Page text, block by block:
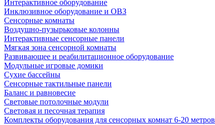
Интерактивное оборудование
Инклюзивное оборудование и ОВЗ
Cенсорные комнаты
Воздушно-пузырьковые колонны
Интерактивные сенсорные панели
Мягкая зона сенсорной комнаты
Развивающее и реабилитационное оборудование
Модульные игровые домики
Сухие бассейны
Сенсорные тактильные панели
Баланс и равновесие
Световые потолочные модули
Световая и песочная терапия
Комплекты оборудования для сенсорных комнат 6-20 метров